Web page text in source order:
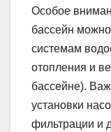
Особое
бассейн
системам
отопления и
бассейне).
установки
фильтрации и